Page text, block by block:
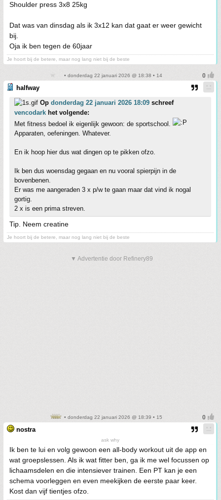
Shoulder press 3x8 25kg
Dat was van dinsdag als ik 3x12 kan dat gaat er weer gewicht
bij.
Oja ik ben tegen de 60jaar
Je hoort bij de betere, maar nog lang niet bij de beste
• donderdag 22 januari 2026 @ 18:38 • 14
halfway
Op donderdag 22 januari 2026 18:09 schreef
vencodark het volgende:
Met fitness bedoel ik eigenlijk gewoon: de sportschool.
Apparaten, oefeningen. Whatever.
En ik hoop hier dus wat dingen op te pikken ofzo.
Ik ben dus woensdag gegaan en nu vooral spierpijn in de
bovenbenen.
Er was me aangeraden 3 x p/w te gaan maar dat vind ik nogal
gortig.
2 x is een prima streven.
Tip. Neem creatine
Je hoort bij de betere, maar nog lang niet bij de beste
▼ Advertentie door Refinery89
• donderdag 22 januari 2026 @ 18:39 • 15
nostra
ask why
Ik ben te lui en volg gewoon een all-body workout uit de app en
wat groepslessen. Als ik wat fitter ben, ga ik me wel focussen op
lichaamsdelen en die intensiever trainen. Een PT kan je een
schema voorleggen en even meekijken de eerste paar keer.
Kost dan vijf tientjes ofzo.